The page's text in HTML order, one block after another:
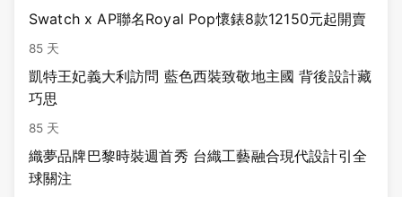
Swatch x AP聯名Royal Pop懷錶8款12150元起開賣
85 天
凱特王妃義大利訪問 藍色西裝致敬地主國 背後設計藏
巧思
85 天
織夢品牌巴黎時裝週首秀 台織工藝融合現代設計引全
球關注